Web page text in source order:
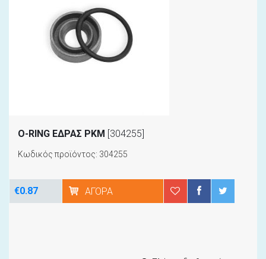
Ο-RING ΕΔΡΑΣ ΡΚΜ [304255]
Κωδικός προϊόντος: 304255
€0.87 ΑΓΟΡΆ